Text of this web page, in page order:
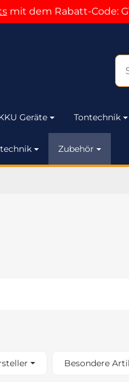
mit dem Rabatt-Code:
Geräte Tontechnik
Zubehör
Besondere